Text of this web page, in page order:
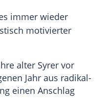
immer wieder
motivierter
alter Syrer vor
Jahr aus radikal-
einen Anschlag